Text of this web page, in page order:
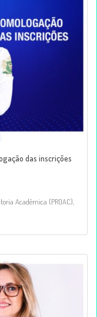
das inscrições
Acadêmica (PROAC),